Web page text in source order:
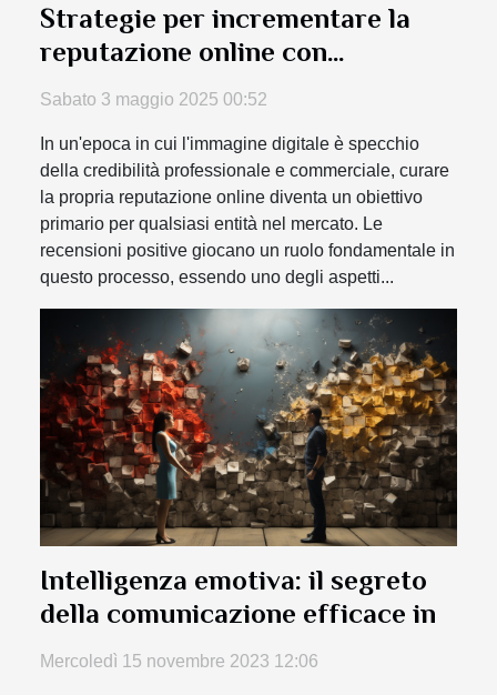
Strategie per incrementare la
reputazione online con
recensioni positive
Sabato 3 maggio 2025 00:52
In un'epoca in cui l'immagine digitale è specchio
della credibilità professionale e commerciale, curare
la propria reputazione online diventa un obiettivo
primario per qualsiasi entità nel mercato. Le
recensioni positive giocano un ruolo fondamentale in
questo processo, essendo uno degli aspetti...
Intelligenza emotiva: il segreto
della comunicazione efficace in
Mercoledì 15 novembre 2023 12:06